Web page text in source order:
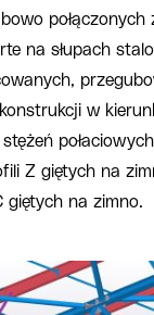
na słupach
w
Z giętych na
giętych na zimno.